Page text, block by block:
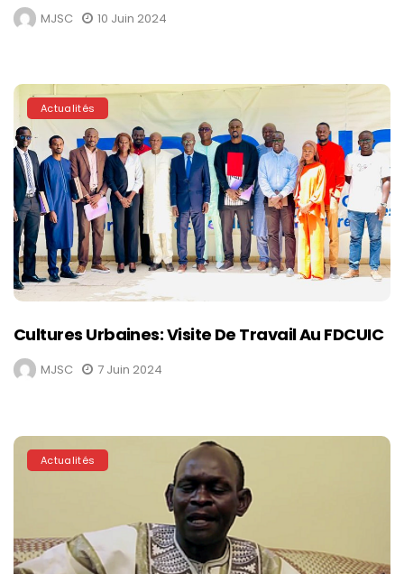
MJSC 10 Juin 2024
Actualités
Cultures Urbaines: Visite De Travail Au FDCUIC
MJSC 7 Juin 2024
Actualités